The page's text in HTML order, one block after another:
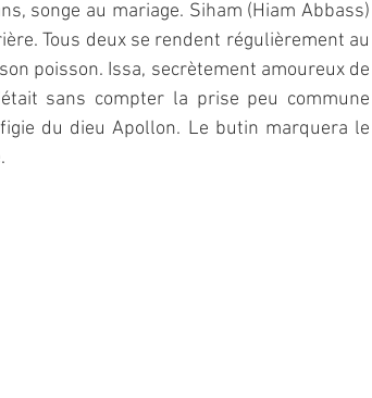
songe au mariage. Siham (Hiam Abbass)
Tous deux se rendent régulièrement au
poisson. Issa, secrètement amoureux de
sans compter la prise peu commune
du dieu Apollon. Le butin marquera le